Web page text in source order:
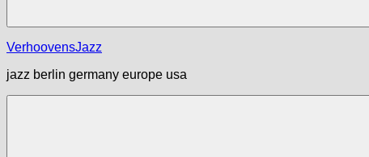
Menü
VerhoovensJazz
jazz berlin germany europe usa